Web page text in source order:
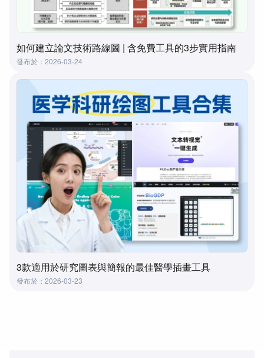
如何建立論文技術路線圖 | 含免費工具的3步實用指南
發布於：2026-03-24
3款適用於研究圖表與簡報的最佳醫學插畫工具
發布於：2026-03-23